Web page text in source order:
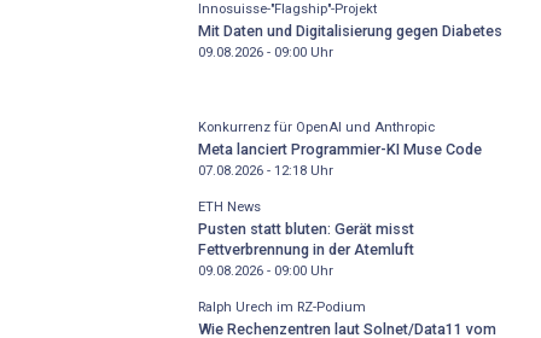
Innosuisse-"Flagship"-Projekt
Mit Daten und Digitalisierung gegen Diabetes
09.08.2026 - 09:00Uhr
Konkurrenz für OpenAI und Anthropic
Meta lanciert Programmier-KI Muse Code
07.08.2026 - 12:18Uhr
ETH News
Pusten statt bluten: Gerät misst
Fettverbrennung in der Atemluft
09.08.2026 - 09:00Uhr
Ralph Urech im RZ-Podium
Wie Rechenzentren laut Solnet/Data11 vom